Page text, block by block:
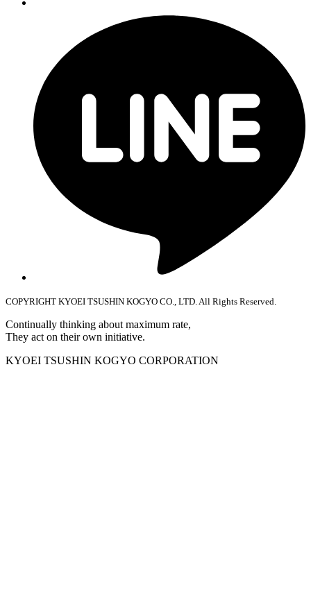
COPYRIGHT KYOEI TSUSHIN KOGYO CO., LTD. All Rights Reserved.
Continually thinking about maximum rate,
They act on their own initiative.
KYOEI TSUSHIN KOGYO CORPORATION